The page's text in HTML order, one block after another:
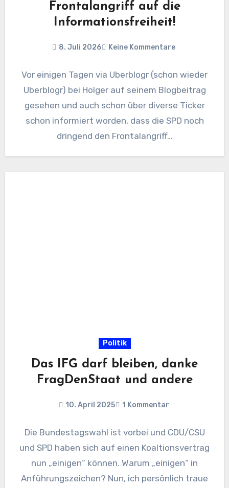
Frontalangriff auf die
Informationsfreiheit!
8. Juli 2026 Keine Kommentare
Vor einigen Tagen via Uberblogr (schon wieder
Uberblogr) bei Holger auf seinem Blogbeitrag
gesehen und auch schon über diverse Ticker
schon informiert worden, dass die SPD noch
dringend den Frontalangriff…
Politik
Das IFG darf bleiben, danke
FragDenStaat und andere
10. April 2025 1 Kommentar
Die Bundestagswahl ist vorbei und CDU/CSU
und SPD haben sich auf einen Koaltionsvertrag
nun „einigen“ können. Warum „einigen“ in
Anführungszeichen? Nun, ich persönlich traue